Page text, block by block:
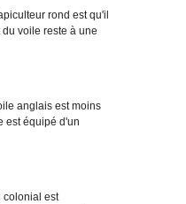
rond est qu'il
voile reste à une
anglais est moins
est équipé d'un
colonial est